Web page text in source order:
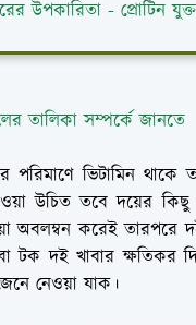
উপকারিতা - প্রোটিন
তালিকা সম্পর্কে জানতে
ভিটামিন থাকে
উচিত তবে দয়ের কিছু
অবলম্বন করেই তারপরে
দই খাবার ক্ষতিকর
নেওয়া যাক।